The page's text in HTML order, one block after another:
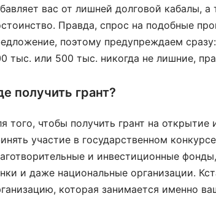
вас от лишней долговой кабалы,
Правда, спрос на подобные
поэтому предупреждаем
тыс. или 500 тыс. никогда не лишние,
получить грант?
того, чтобы получить грант на
участие в государственном
и инвестиционные
и даже национальные организации.
которая занимается именно